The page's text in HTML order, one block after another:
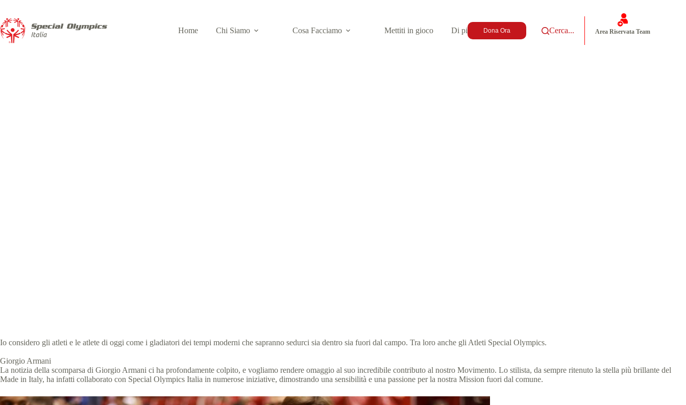
Home Chi Siamo Cosa Facciamo Mettiti in gioco Di più Dona Ora Cerca... Area Riservata Team
Io considero gli atleti e le atlete di oggi come i gladiatori dei tempi moderni che sapranno sedurci sia dentro sia fuori dal campo. Tra loro anche gli Atleti Special Olympics.
Giorgio Armani
La notizia della scomparsa di Giorgio Armani ci ha profondamente colpito, e vogliamo rendere omaggio al suo incredibile contributo al nostro Movimento. Lo stilista, da sempre ritenuto la stella più brillante del
Made in Italy, ha infatti collaborato con Special Olympics Italia in numerose iniziative, dimostrando una sensibilità e una passione per la nostra Mission fuori dal comune.